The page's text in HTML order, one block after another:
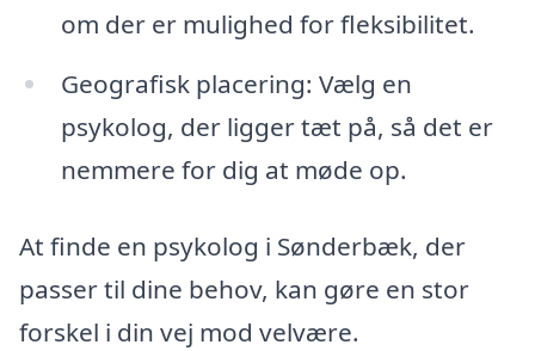
om der er mulighed for fleksibilitet.
Geografisk placering: Vælg en
psykolog, der ligger tæt på, så det er
nemmere for dig at møde op.
At finde en psykolog i Sønderbæk, der
passer til dine behov, kan gøre en stor
forskel i din vej mod velvære.